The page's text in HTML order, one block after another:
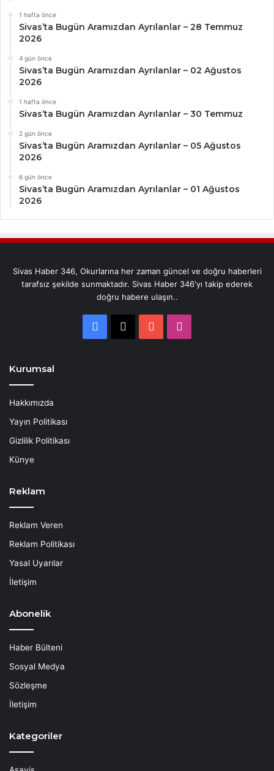
1 hafta önce
Sivas’ta Bugün Aramızdan Ayrılanlar – 28 Temmuz
2026
4 gün önce
Sivas’ta Bugün Aramızdan Ayrılanlar – 02 Ağustos
2026
1 hafta önce
Sivas’ta Bugün Aramızdan Ayrılanlar – 30 Temmuz
2 gün önce
Sivas’ta Bugün Aramızdan Ayrılanlar – 05 Ağustos
2026
6 gün önce
Sivas’ta Bugün Aramızdan Ayrılanlar – 01 Ağustos
2026
Sivas Haber 346, Okurlarına her zaman güncel ve doğru haberleri
tarafsız şekilde sunmaktadır. Sivas Haber 346'yı takip ederek
doğru habere ulaşın..
Facebook
X YouTube
Kurumsal
Hakkımızda
Yayın Politikası
Gizlilik Politikası
Künye
Reklam
Reklam Veren
Reklam Politikası
Yasal Uyarılar
İletişim
Abonelik
Haber Bülteni
Sosyal Medya
Sözleşme
İletişim
Kategoriler